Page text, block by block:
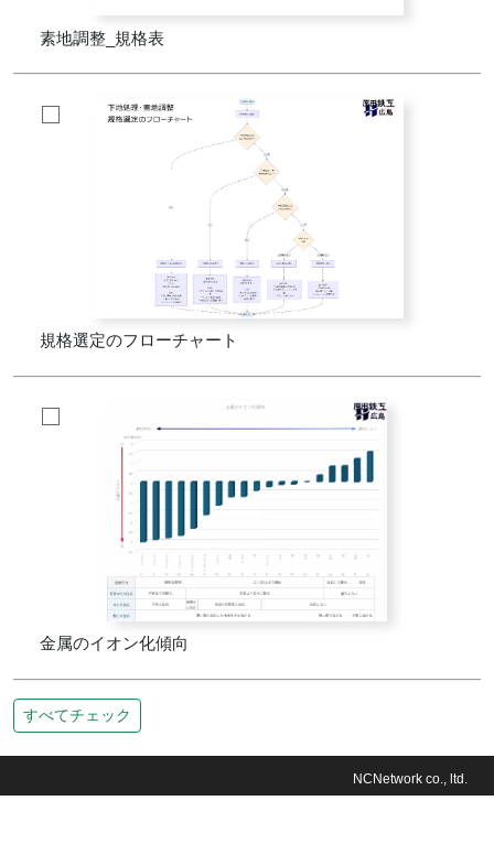
素地調整_規格表
規格選定のフローチャート
金属のイオン化傾向
すべてチェック
NCNetwork co., ltd.